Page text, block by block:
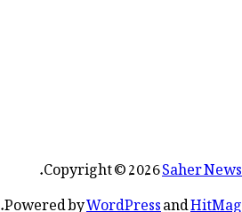
Copyright © 2026Saher News
.
Powered byWordPressandHitMag
.